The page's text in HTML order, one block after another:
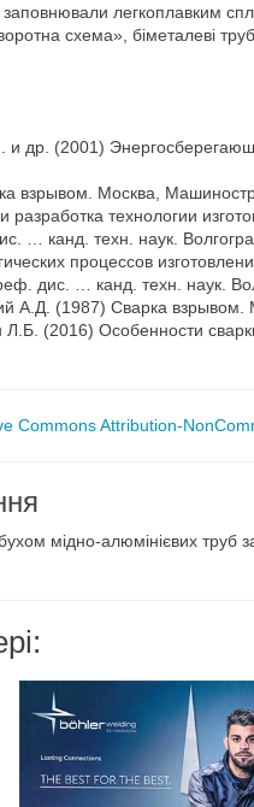
заповнювали легкоплавким
схема», біметалеві
др. (2001)
взрывом. Москва,
технологии
… канд. техн. наук.
процессов
дис. … канд. техн. наук.
А.Д. (1987) Сварка взрывом.
(2016) Особенности
Commons Attribution-
мідно-алюмінієвих труб